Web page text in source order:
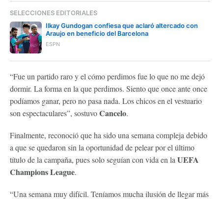
SELECCIONES EDITORIALES
Ilkay Gundogan confiesa que aclaró altercado con
Araujo en beneficio del Barcelona
ESPN
“Fue un partido raro y el cómo perdimos fue lo que no me dejó
dormir. La forma en la que perdimos. Siento que once ante once
podíamos ganar, pero no pasa nada. Los chicos en el vestuario
son espectaculares”, sostuvoCancelo.
Finalmente, reconoció que ha sido una semana compleja debido
a que se quedaron sin la oportunidad de pelear por el último
título de la campaña, pues solo seguían con vida en la UEFA
Champions League.
“Una semana muy difícil. Teníamos mucha ilusión de llegar más